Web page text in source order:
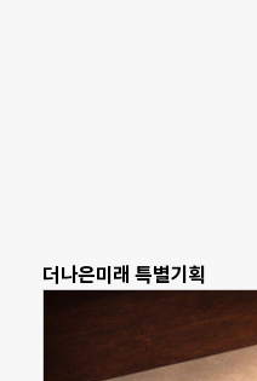
더나은미래 특별기획